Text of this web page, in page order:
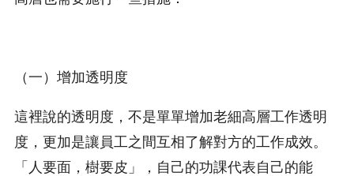
（一）增加透明度
這裡說的透明度，不是單單增加老細高層工作透明
度，更加是讓員工之間互相了解對方的工作成效。
「人要面，樹要皮」，自己的功課代表自己的能